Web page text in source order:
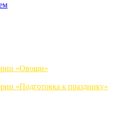
«Овощи»
«Подготовка к празднику»